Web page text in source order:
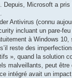
Depuis, Microsoft a pris
Antivirus (connu
incluant un pare-
à Windows 10,
reste des
», quand la solution
malveillants, peut être
intégré avait un